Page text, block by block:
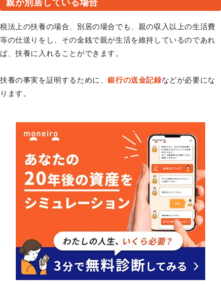
親が別居している場合
税法上の扶養の場合、別居の場合でも、親の収入以上の生活費
等の仕送りをし、その金銭で親が生活を維持しているのであれ
ば、扶養に入れることができます。
扶養の事実を証明するために、銀行の送金記録などが必要にな
ります。